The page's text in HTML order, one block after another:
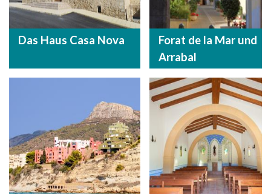
Das Haus Casa Nova
Forat de la Mar und
Arrabal